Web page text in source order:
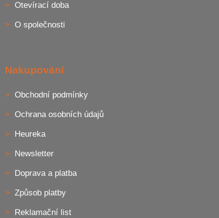
Otevírací doba
O společnosti
Nakupování
Obchodní podmínky
Ochrana osobních údajů
Heureka
Newsletter
Doprava a platba
Způsob platby
Reklamační list